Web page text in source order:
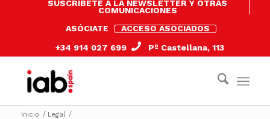
SUSCRÍBETE A LA NEWSLETTER Y OTRAS
COMUNICACIONES
ASÓCIATE
ACCESO ASOCIADOS
+34 914 027 699
Pº Castellana, 113
Inicio / Legal /